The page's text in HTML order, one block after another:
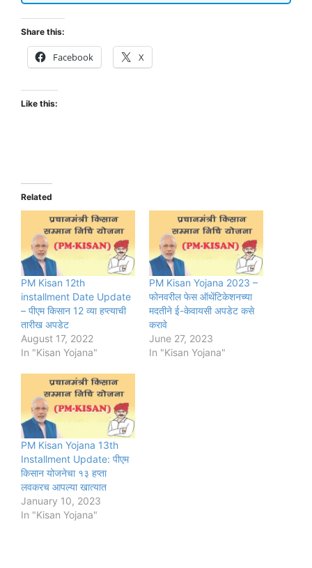
Share this:
Facebook X
Like this:
Related
PM Kisan 12th
installment Date Update
– पीएम किसान 12 व्या हप्त्याची
तारीख अपडेट
August 17, 2022
In "Kisan Yojana"
PM Kisan Yojana 2023 –
फोनवरील फेस ऑथेंटिकेशनच्या
मदतीने ई-केवायसी अपडेट कसे
करावे
June 27, 2023
In "Kisan Yojana"
PM Kisan Yojana 13th
Installment Update: पीएम
किसान योजनेचा १३ हप्ता
लवकरच आपल्या खात्यात
January 10, 2023
In "Kisan Yojana"